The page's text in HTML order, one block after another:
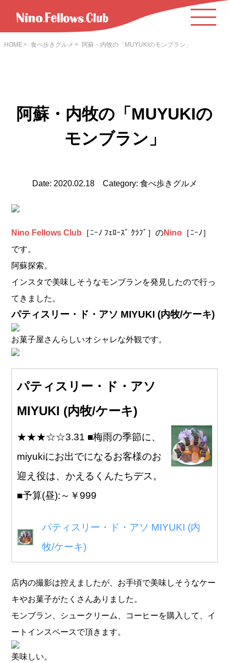
HOME 食べ歩きグルメ 阿蘇・内牧の「MUYUKIのモンブラン」
阿蘇・内牧の「MUYUKIの
モンブラン」
Date: 2020.02.18 Category: 食べ歩きグルメ
Nino Fellows Club ［ﾆｰﾉ ﾌｪﾛｰｽﾞ ｸﾗﾌﾞ］のNino ［ﾆｰﾉ］
です。
阿蘇探索。
インスタで美味しそうなモンブランを発見したので行っ
てきました。
パティスリー・ド・アソ MIYUKI (内牧/ケーキ)
お菓子屋さんらしいオシャレな外観です。
パティスリー・ド・アソ
MIYUKI (内牧/ケーキ)
★★★☆☆3.31 ■梅雨の季節に、
miyukiにお出でになるお客様のお
迎え役は、かえるくんたちデス。
■予算(昼):～￥999
パティスリー・ド・アソ MIYUKI (内
牧/ケーキ)
店内の撮影は控えましたが、お手頃で美味しそうなケー
キやお菓子がたくさんありました。
モンブラン、シュークリーム、コーヒーを購入して、イ
ートインスペースで頂きます。
美味しい。